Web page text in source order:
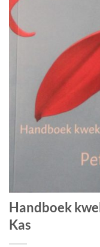
Handboek
Kas